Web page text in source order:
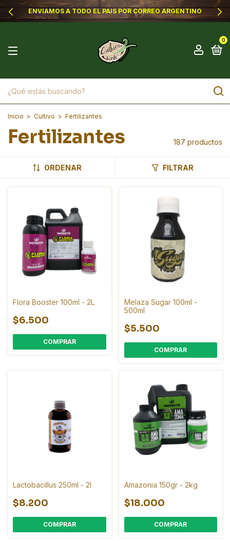
ENVIAMOS A TODO EL PAIS POR CORREO ARGENTINO
0
Inicio > Cultivo > Fertilizantes
Fertilizantes 187 productos
ORDENAR FILTRAR
Flora Booster 100ml - 2L
$6.500
COMPRAR
Melaza Sugar 100ml -
500ml
$5.500
COMPRAR
Lactobacillus 250ml - 2l
$8.200
COMPRAR
Amazonia 150gr - 2kg
$18.000
COMPRAR